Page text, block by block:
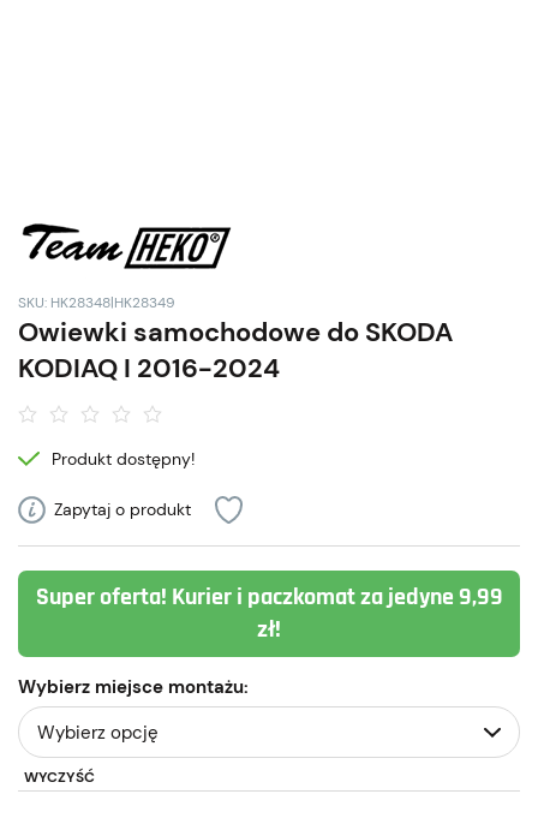
SKU: HK28348|HK28349
Owiewki samochodowe do SKODA
KODIAQ I 2016-2024
Produkt dostępny!
Zapytaj o produkt
Super oferta! Kurier i paczkomat za jedyne 9,99
zł!
Wybierz miejsce montażu:
WYCZYŚĆ